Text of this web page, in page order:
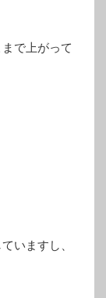
で上がって
いますし、